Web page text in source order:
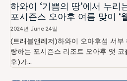
하와이 ‘기쁨의 땅’에서 누리
포시즌스 오아후 여름 맞이 ‘
2024년 June 24일
(트래블앤레저)하와이 오아후섬 서
랑하는 포시즌스 리조트 오아후 앳
후)가...